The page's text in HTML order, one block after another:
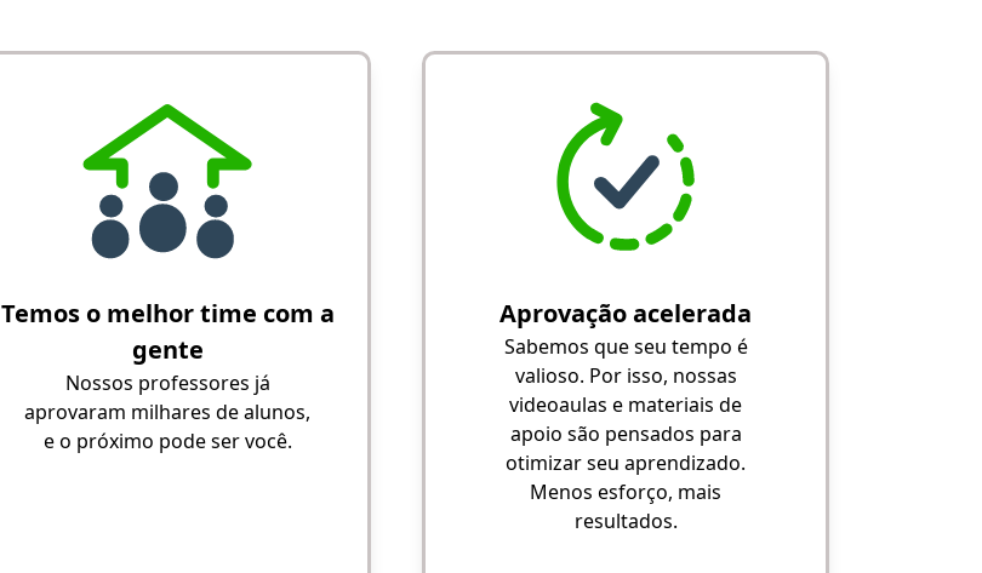
Temos o melhor time com a
gente
Nossos professores já
aprovaram milhares de alunos,
e o próximo pode ser você.
Aprovação acelerada
Sabemos que seu tempo é
valioso. Por isso, nossas
videoaulas e materiais de
apoio são pensados para
otimizar seu aprendizado.
Menos esforço, mais
resultados.